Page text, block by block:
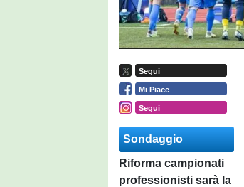
Segui
Mi Piace
Segui
Sondaggio
Riforma campionati
professionisti sarà la